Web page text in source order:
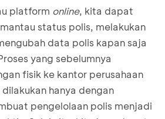
platform online, kita dapat
status polis, melakukan
data polis kapan saja
yang sebelumnya
fisik ke kantor perusahaan
hanya dengan
pengelolaan polis menjadi